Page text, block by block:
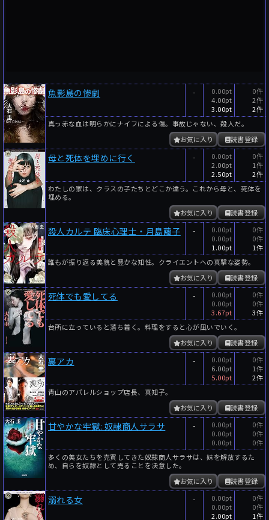
魚影島の惨劇 -
0.00pt
4.00pt
3.00pt
0件
2件
2件
真っ赤な血は明らかにナイフによる傷。事故じゃない、殺人だ。
読書登録
お気に入り
母と死体を埋めに行く -
0.00pt
2.00pt
2.50pt
0件
1件
2件
わたしの家は、クラスの子たちとどこか違う。これから母と、死体を
埋める。
読書登録
お気に入り
殺人カルテ 臨床心理士・月島繭子 -
0.00pt
0.00pt
1.00pt
0件
0件
1件
誰もが振り返る美貌と豊かな知性。クライエントへの真撃な姿勢。
読書登録
お気に入り
死体でも愛してる -
0.00pt
0.00pt
3.67pt
0件
0件
3件
台所に立っていると落ち着く。料理をすると心が凪いでいく。
読書登録
お気に入り
裏アカ -
0.00pt
6.00pt
5.00pt
0件
1件
2件
青山のアパレルショップ店長、真知子。
読書登録
お気に入り
甘やかな牢獄: 奴隷商人サラサ -
0.00pt
0.00pt
0.00pt
0件
0件
0件
多くの美女たちを売買してきた奴隷商人サラサは、妹を解放するた
め、自らを奴隷として売ることを決意した。
読書登録
お気に入り
溺れる女 -
0.00pt
0.00pt
2.00pt
0件
0件
1件